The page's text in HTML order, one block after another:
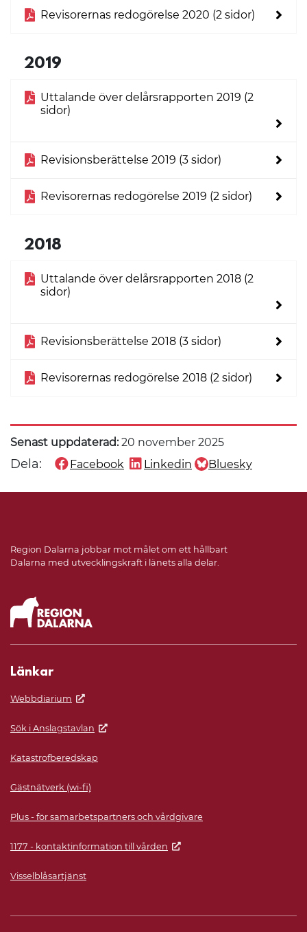
Revisorernas redogörelse 2020 (2 sidor)
2019
Uttalande över delårsrapporten 2019 (2
sidor)
Revisionsberättelse 2019 (3 sidor)
Revisorernas redogörelse 2019 (2 sidor)
2018
Uttalande över delårsrapporten 2018 (2
sidor)
Revisionsberättelse 2018 (3 sidor)
Revisorernas redogörelse 2018 (2 sidor)
Senast uppdaterad:20 november 2025
Dela: Dela denna sida på
Facebook
Dela denna sida på
Linkedin
Dela denna sida på
Bluesky
Region Dalarna jobbar mot målet om ett hållbart
Dalarna med utvecklingskraft i länets alla delar.
Länkar
Webbdiarium
Sök i Anslagstavlan
Katastrofberedskap
Gästnätverk (wi-fi)
Plus - för samarbetspartners och vårdgivare
1177 - kontaktinformation till vården
Visselblåsartjänst